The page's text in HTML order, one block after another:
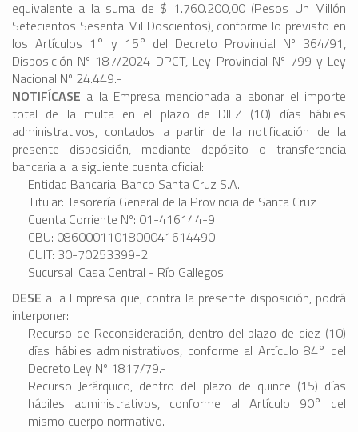
equivalente a la suma de $ 1.760.200,00 (Pesos Un Millón
Setecientos Sesenta Mil Doscientos), conforme lo previsto en
los Artículos 1° y 15° del Decreto Provincial Nº 364/91,
Disposición Nº 187/2024-DPCT, Ley Provincial Nº 799 y Ley
Nacional Nº 24.449.-
NOTIFÍCASE a la Empresa mencionada a abonar el importe
total de la multa en el plazo de DIEZ (10) días hábiles
administrativos, contados a partir de la notificación de la
presente disposición, mediante depósito o transferencia
bancaria a la siguiente cuenta oficial:
Entidad Bancaria: Banco Santa Cruz S.A.
Titular: Tesorería General de la Provincia de Santa Cruz
Cuenta Corriente Nº: 01-416144-9
CBU: 0860001101800041614490
CUIT: 30-70253399-2
Sucursal: Casa Central - Río Gallegos
DESE a la Empresa que, contra la presente disposición, podrá
interponer:
Recurso de Reconsideración, dentro del plazo de diez (10)
días hábiles administrativos, conforme al Artículo 84° del
Decreto Ley Nº 1817/79.-
Recurso Jerárquico, dentro del plazo de quince (15) días
hábiles administrativos, conforme al Artículo 90° del
mismo cuerpo normativo.-